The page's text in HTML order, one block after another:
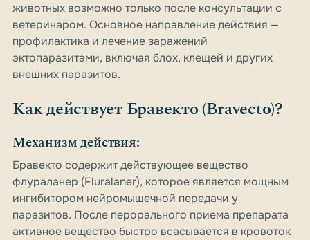
животных возможно только после консультации с
ветеринаром. Основное направление действия —
профилактика и лечение заражений
эктопаразитами, включая блох, клещей и других
внешних паразитов.
Как действует Бравекто (Bravecto)?
Механизм действия:
Бравекто содержит действующее вещество
флураланер (Fluralaner), которое является мощным
ингибитором нейромышечной передачи у
паразитов. После перорального приема препарата
активное вещество быстро всасывается в кровоток